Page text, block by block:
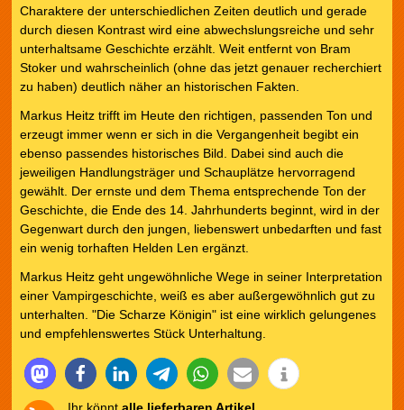
Charaktere der unterschiedlichen Zeiten deutlich und gerade
durch diesen Kontrast wird eine abwechslungsreiche und sehr
unterhaltsame Geschichte erzählt. Weit entfernt von Bram
Stoker und wahrscheinlich (ohne das jetzt genauer recherchiert
zu haben) deutlich näher an historischen Fakten.
Markus Heitz trifft im Heute den richtigen, passenden Ton und
erzeugt immer wenn er sich in die Vergangenheit begibt ein
ebenso passendes historisches Bild. Dabei sind auch die
jeweiligen Handlungsträger und Schauplätze hervorragend
gewählt. Der ernste und dem Thema entsprechende Ton der
Geschichte, die Ende des 14. Jahrhunderts beginnt, wird in der
Gegenwart durch den jungen, liebenswert unbedarften und fast
ein wenig torhaften Helden Len ergänzt.
Markus Heitz geht ungewöhnliche Wege in seiner Interpretation
einer Vampirgeschichte, weiß es aber außergewöhnlich gut zu
unterhalten. "Die Scharze Königin" ist eine wirklich gelungenes
und empfehlenswertes Stück Unterhaltung.